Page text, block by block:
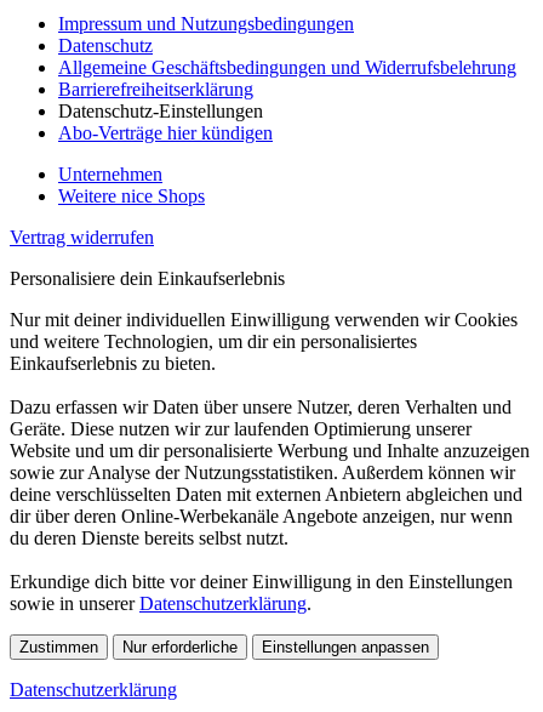
Impressum und Nutzungsbedingungen
Datenschutz
Allgemeine Geschäftsbedingungen und Widerrufsbelehrung
Barrierefreiheitserklärung
Datenschutz-Einstellungen
Abo-Verträge hier kündigen
Unternehmen
Weitere nice Shops
Vertrag widerrufen
Personalisiere dein Einkaufserlebnis
Nur mit deiner individuellen Einwilligung verwenden wir Cookies
und weitere Technologien, um dir ein personalisiertes
Einkaufserlebnis zu bieten.
Dazu erfassen wir Daten über unsere Nutzer, deren Verhalten und
Geräte. Diese nutzen wir zur laufenden Optimierung unserer
Website und um dir personalisierte Werbung und Inhalte anzuzeigen
sowie zur Analyse der Nutzungsstatistiken. Außerdem können wir
deine verschlüsselten Daten mit externen Anbietern abgleichen und
dir über deren Online-Werbekanäle Angebote anzeigen, nur wenn
du deren Dienste bereits selbst nutzt.
Erkundige dich bitte vor deiner Einwilligung in den Einstellungen
sowie in unsererDatenschutzerklärung.
Zustimmen Nur erforderliche Einstellungen anpassen
Datenschutzerklärung